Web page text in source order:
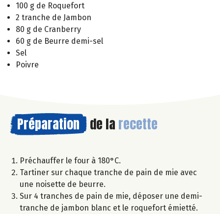
100 g de Roquefort
2 tranche de Jambon
80 g de Cranberry
60 g de Beurre demi-sel
Sel
Poivre
Préparation de la recette
Préchauffer le four à 180°C.
Tartiner sur chaque tranche de pain de mie avec
une noisette de beurre.
Sur 4 tranches de pain de mie, déposer une demi-
tranche de jambon blanc et le roquefort émietté.